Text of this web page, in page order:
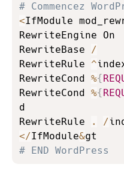
# Commencez
<IfModule
RewriteEngine On
RewriteBase /
RewriteRule ^
RewriteCond %{
RewriteCond %{
d
RewriteRule
. /
</IfModule&
# END WordPress